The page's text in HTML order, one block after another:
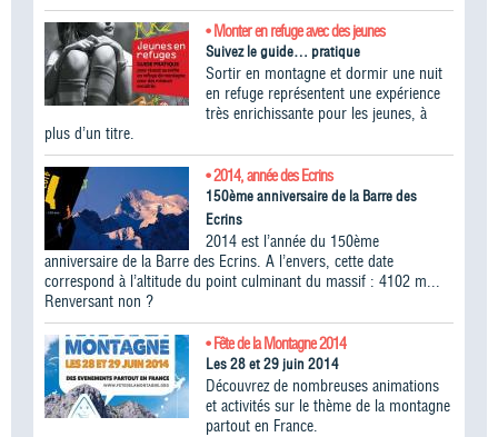
• Monter en refuge avec des jeunes
Suivez le guide… pratique
Sortir en montagne et dormir une nuit
en refuge représentent une expérience
très enrichissante pour les jeunes, à
plus d’un titre.
• 2014, année des Ecrins
150ème anniversaire de la Barre des
Ecrins
2014 est l’année du 150ème
anniversaire de la Barre des Ecrins. A l’envers, cette date
correspond à l’altitude du point culminant du massif : 4102 m...
Renversant non ?
• Fête de la Montagne 2014
Les 28 et 29 juin 2014
Découvrez de nombreuses animations
et activités sur le thème de la montagne
partout en France.